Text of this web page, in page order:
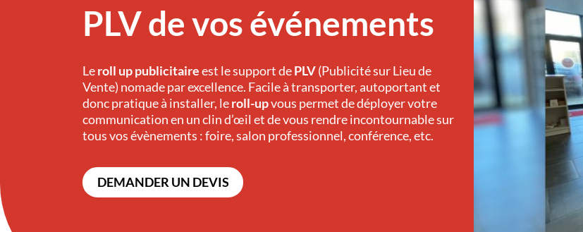
PLV de vos événements
Leroll up publicitaireest le support dePLV(Publicité sur Lieu de
Vente) nomade par excellence. Facile à transporter, autoportant et
donc pratique à installer, leroll-upvous permet de déployer votre
communication en un clin d’œil et de vous rendre incontournable sur
tous vos évènements : foire, salon professionnel, conférence, etc.
DEMANDER UN DEVIS